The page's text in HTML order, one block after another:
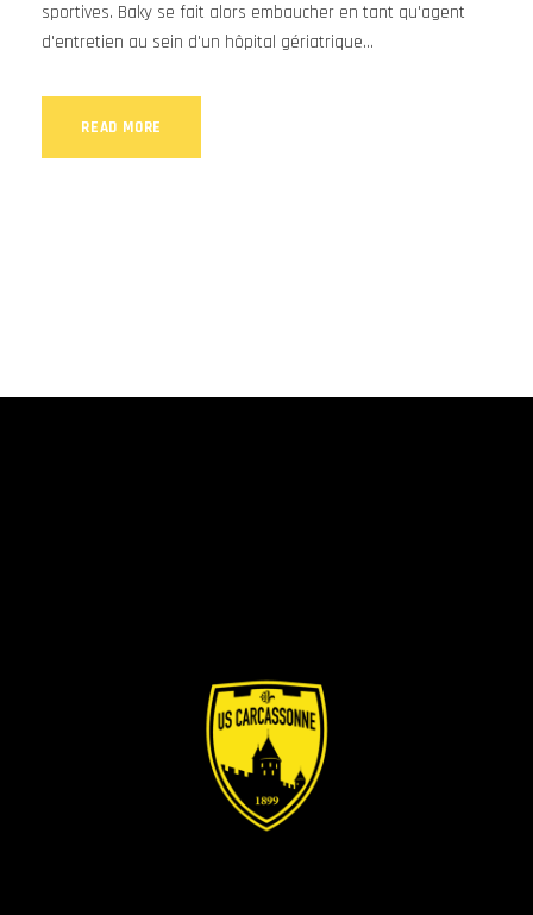
sportives. Baky se fait alors embaucher en tant qu'agent
d'entretien au sein d'un hôpital gériatrique...
READ MORE